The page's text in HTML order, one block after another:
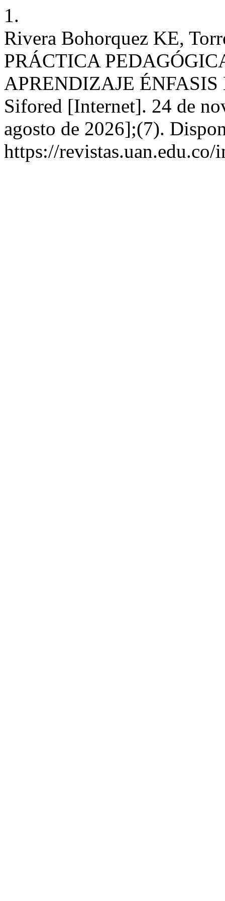
1.
Rivera Bohorquez KE,
PRÁCTICA
APRENDIZAJE
Sifored [Internet]. 24 de
agosto de 2026];(7).
https://